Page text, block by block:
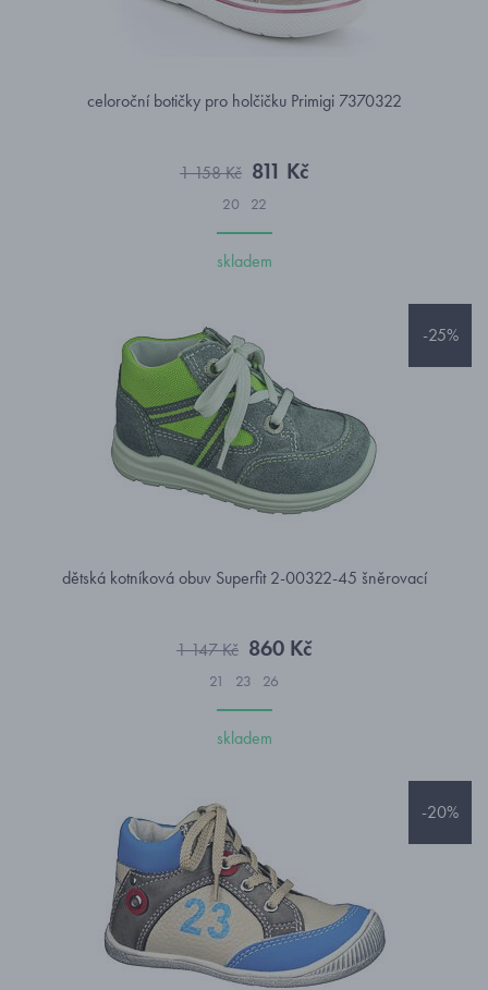
celoroční botičky pro holčičku Primigi 7370322
1 158 Kč 811 Kč
20 22
skladem
-25%
dětská kotníková obuv Superfit 2-00322-45 šněrovací
1 147 Kč 860 Kč
21 23 26
skladem
-20%